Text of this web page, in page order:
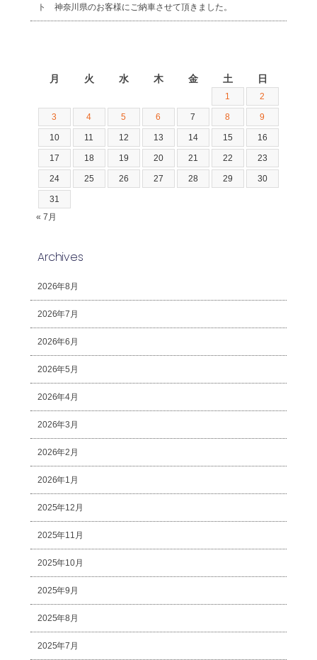
ト 神奈川県のお客様にご納車させて頂きました。
月 火 水 木 金 土 日
1 2
3 4 5 6 7 8 9
10 11 12 13 14 15 16
17 18 19 20 21 22 23
24 25 26 27 28 29 30
31
« 7月
Archives
2026年8月
2026年7月
2026年6月
2026年5月
2026年4月
2026年3月
2026年2月
2026年1月
2025年12月
2025年11月
2025年10月
2025年9月
2025年8月
2025年7月